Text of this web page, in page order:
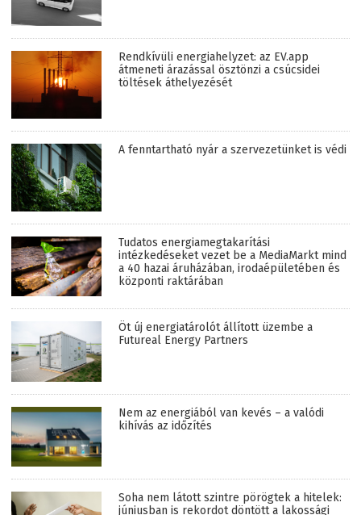
Rendkívüli energiahelyzet: az EV.app
átmeneti árazással ösztönzi a csúcsidei
töltések áthelyezését
A fenntartható nyár a szervezetünket is védi
Tudatos energiamegtakarítási
intézkedéseket vezet be a MediaMarkt mind
a 40 hazai áruházában, irodaépületében és
központi raktárában
Öt új energiatárolót állított üzembe a
Futureal Energy Partners
Nem az energiából van kevés – a valódi
kihívás az időzítés
Soha nem látott szintre pörögtek a hitelek:
júniusban is rekordot döntött a lakossági